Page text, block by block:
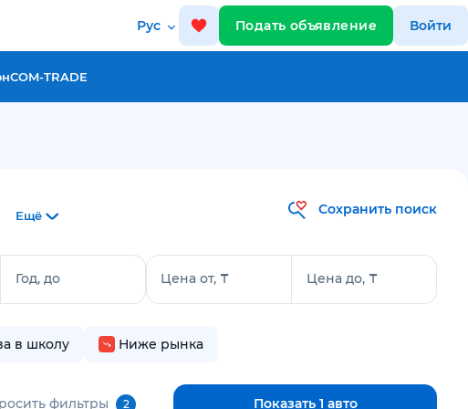
Рус Подать объявление Войти
COM-TRADE
Ещё Сохранить поиск
Год, до Цена от, ₸ Цена до, ₸
в школу Ниже рынка
фильтры 2 Показать 1 авто